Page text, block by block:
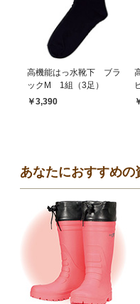
高機能はっ水靴下 ブラ
ックM 1組（3足）
￥3,390
あなたにおすすめの